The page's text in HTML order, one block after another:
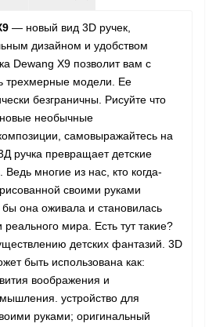
— новый вид 3D ручек,
дизайном и удобством
Dewang X9 позволит вам с
трехмерные модели. Ее
безграничны. Рисуйте что
новые необычные
самовыражайтесь на
ручка превращает детские
Ведь многие из нас, кто когда-
своими руками
бы она оживала и становилась
мира. Есть тут такие?
детских фантазий. 3D
быть использована как:
воображения и
устройство для
руками; оригинальный